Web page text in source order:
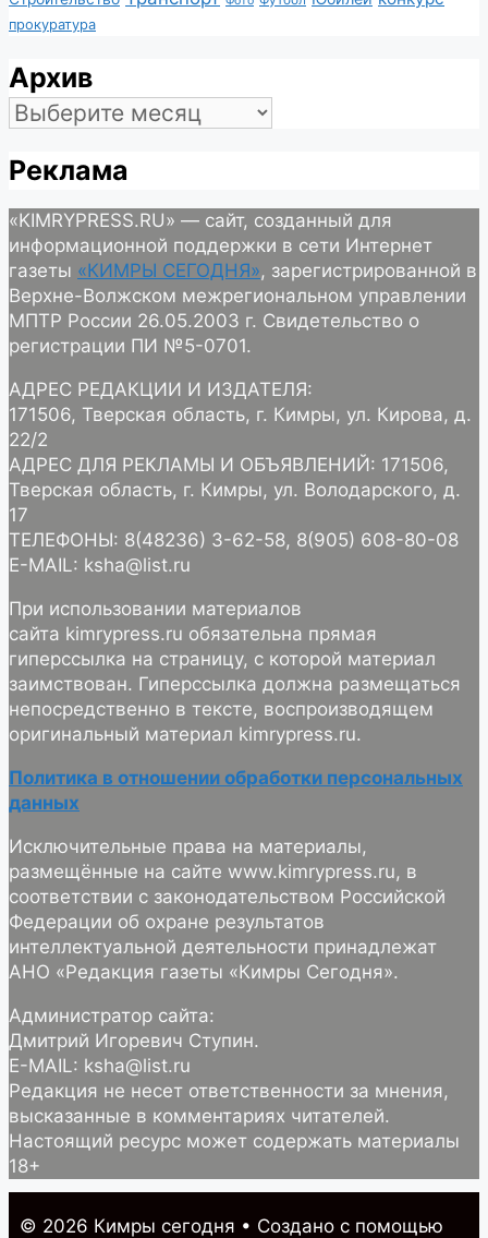
прокуратура
Архив
Архив
Реклама
«KIMRYPRESS.RU» — сайт, созданный для
информационной поддержки в сети Интернет
газеты «КИМРЫ СЕГОДНЯ», зарегистрированной в
Верхне-Волжском межрегиональном управлении
МПТР России 26.05.2003 г. Свидетельство о
регистрации ПИ №5-0701.
АДРЕС РЕДАКЦИИ И ИЗДАТЕЛЯ:
171506, Тверская область, г. Кимры, ул. Кирова, д.
22/2
АДРЕС ДЛЯ РЕКЛАМЫ И ОБЪЯВЛЕНИЙ: 171506,
Тверская область, г. Кимры, ул. Володарского, д.
17
ТЕЛЕФОНЫ: 8(48236) 3-62-58, 8(905) 608-80-08
E-MAIL: ksha@list.ru
При использовании материалов
сайта kimrypress.ru обязательна прямая
гиперссылка на страницу, с которой материал
заимствован. Гиперссылка должна размещаться
непосредственно в тексте, воспроизводящем
оригинальный материал kimrypress.ru.
Политика в отношении обработки персональных
данных
Исключительные права на материалы,
размещённые на сайте www.kimrypress.ru, в
соответствии с законодательством Российской
Федерации об охране результатов
интеллектуальной деятельности принадлежат
АНО «Редакция газеты «Кимры Сегодня».
Администратор сайта:
Дмитрий Игоревич Ступин.
E-MAIL: ksha@list.ru
Редакция не несет ответственности за мнения,
высказанные в комментариях читателей.
Настоящий ресурс может содержать материалы
18+
© 2026 Кимры cегодня • Создано с помощью